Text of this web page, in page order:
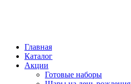
Главная
Каталог
Акции
Готовые наборы